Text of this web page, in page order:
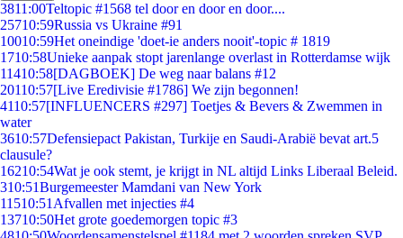
3811:00Teltopic #1568 tel door en door en door....
25710:59Russia vs Ukraine #91
10010:59Het oneindige 'doet-ie anders nooit'-topic # 1819
1710:58Unieke aanpak stopt jarenlange overlast in Rotterdamse wijk
11410:58[DAGBOEK] De weg naar balans #12
20110:57[Live Eredivisie #1786] We zijn begonnen!
4110:57[INFLUENCERS #297] Toetjes & Bevers & Zwemmen in
water
3610:57Defensiepact Pakistan, Turkije en Saudi-Arabië bevat art.5
clausule?
16210:54Wat je ook stemt, je krijgt in NL altijd Links Liberaal Beleid.
310:51Burgemeester Mamdani van New York
11510:51 Afvallen met injecties #4
13710:50Het grote goedemorgen topic #3